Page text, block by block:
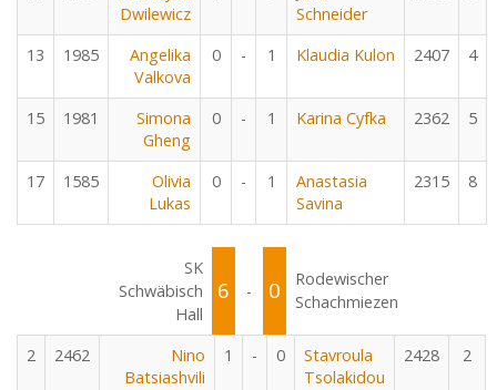
Dwilewicz
Schneider
13 1985
Angelika
Valkova
0 - 1 Klaudia Kulon 2407 4
15 1981
Simona
Gheng
0 - 1 Karina Cyfka 2362 5
17 1585
Olivia
Lukas
0 - 1
Anastasia
Savina
2315 8
SK
Schwäbisch
Hall
6 - 0
Rodewischer
Schachmiezen
2 2462
Nino
Batsiashvili
1 - 0
Stavroula
Tsolakidou
2428 2